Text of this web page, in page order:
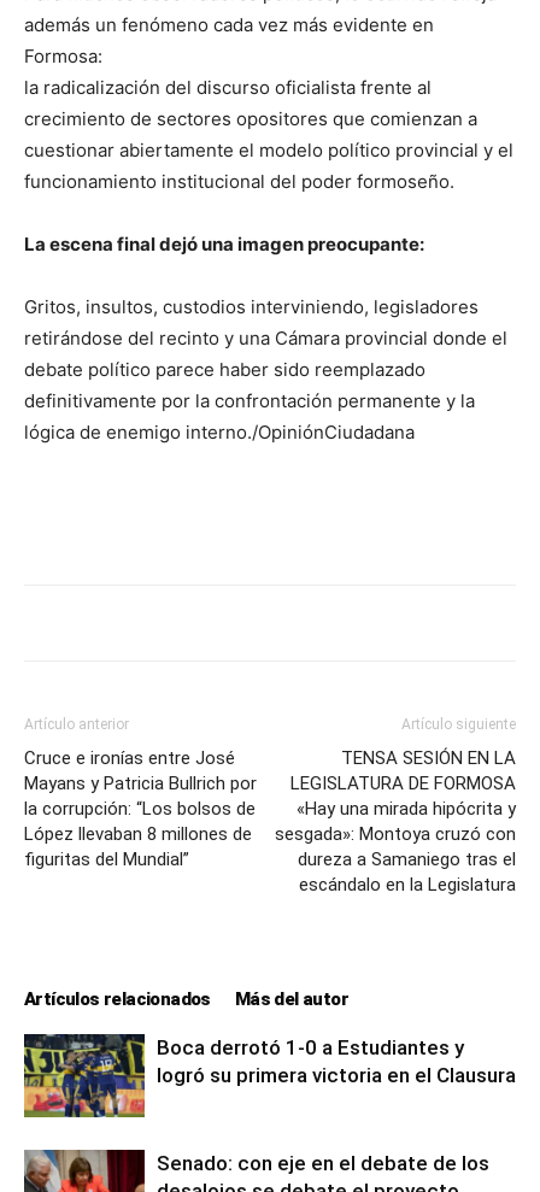
además un fenómeno cada vez más evidente en
Formosa:
la radicalización del discurso oficialista frente al
crecimiento de sectores opositores que comienzan a
cuestionar abiertamente el modelo político provincial y el
funcionamiento institucional del poder formoseño.
La escena final dejó una imagen preocupante:
Gritos, insultos, custodios interviniendo, legisladores
retirándose del recinto y una Cámara provincial donde el
debate político parece haber sido reemplazado
definitivamente por la confrontación permanente y la
lógica de enemigo interno./OpiniónCiudadana
Artículo anterior
Cruce e ironías entre José
Mayans y Patricia Bullrich por
la corrupción: “Los bolsos de
López llevaban 8 millones de
figuritas del Mundial”
Artículo siguiente
TENSA SESIÓN EN LA
LEGISLATURA DE FORMOSA
«Hay una mirada hipócrita y
sesgada»: Montoya cruzó con
dureza a Samaniego tras el
escándalo en la Legislatura
Artículos relacionados Más del autor
Boca derrotó 1-0 a Estudiantes y
logró su primera victoria en el Clausura
Senado: con eje en el debate de los